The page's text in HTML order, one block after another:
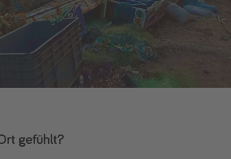
gefühlt?